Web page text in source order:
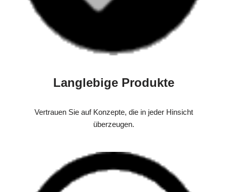
Langlebige Produkte
Vertrauen Sie auf Konzepte, die in jeder Hinsicht
überzeugen.